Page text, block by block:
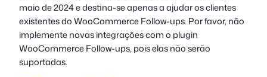
maio de 2024 e destina-se apenas a ajudar os clientes
existentes do WooCommerce Follow-ups. Por favor, não
implemente novas integrações com o plugin
WooCommerce Follow-ups, pois elas não serão
suportadas.